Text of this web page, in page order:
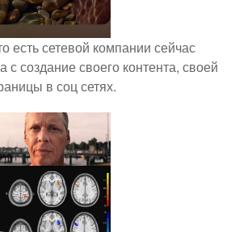
есть сетевой компании сейчас
с создание своего контента, своей
в соц сетях.